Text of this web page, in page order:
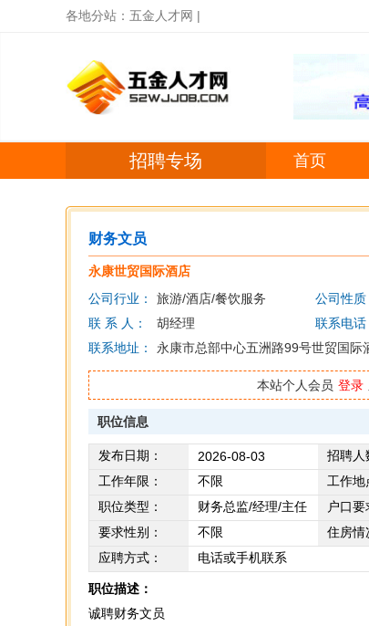
各地分站： 五金人才网 |
招聘专场 首页
财务文员
永康世贸国际酒店
公司行业：
旅游/酒店/餐饮服务 公司性质
联 系 人：
胡经理 联系电话
联系地址：
永康市总部中心五洲路99号世贸国际
本站个人会员 登录
职位信息
发布日期： 2026-08-03 招聘人
工作年限：
不限 工作地
职位类型：
财务总监/经理/主任 户口要
要求性别：
不限 住房情
应聘方式：
电话或手机联系
职位描述：
诚聘财务文员